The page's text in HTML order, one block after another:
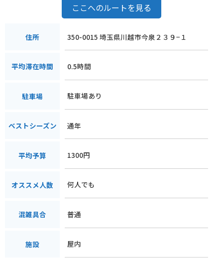
ここへのルートを見る
住所 350-0015 埼玉県川越市今泉２３９−１
平均滞在時間 0.5時間
駐車場 駐車場あり
ベストシーズン 通年
平均予算 1300円
オススメ人数 何人でも
混雑具合 普通
施設 屋内